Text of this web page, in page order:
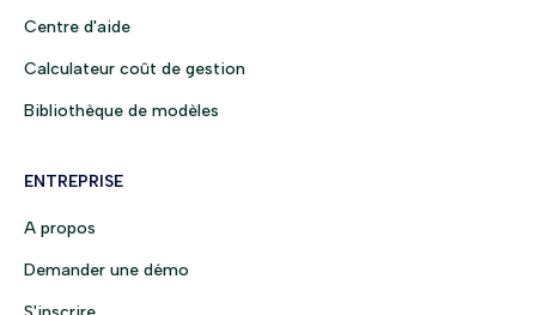
Centre d'aide
Calculateur coût de gestion
Bibliothèque de modèles
ENTREPRISE
A propos
Demander une démo